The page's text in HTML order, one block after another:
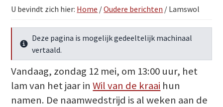
U bevindt zich hier: Home /Oudere berichten / Lamswol
Meer info
Deze pagina is mogelijk gedeeltelijk machinaal
vertaald.
Vandaag, zondag 12 mei, om 13:00 uur, het
lam van het jaar inWil van de kraai hun
namen. De naamwedstrijd is al weken aan de